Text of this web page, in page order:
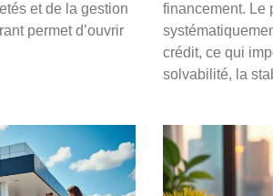
et de la gestion
permet d’ouvrir
financement. Le
crédit, ce qui
solvabilité, la